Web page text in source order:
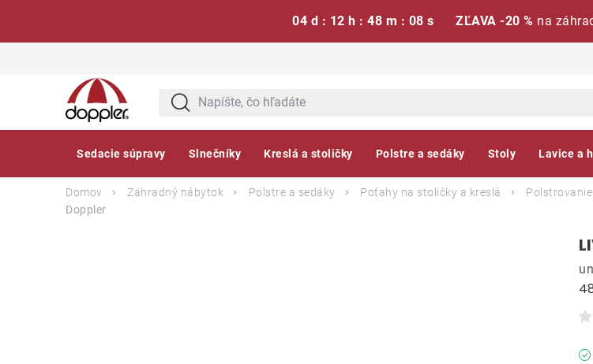
04 d : 12 h : 48 m : 07 s ZĽAVA -20 % na
Sedacie súpravy Slnečníky Kreslá a stoličky Polstre a sedáky Stoly Lavice a
Domov Záhradný nábytok Polstre a sedáky Poťahy na stoličky a kreslá
Doppler